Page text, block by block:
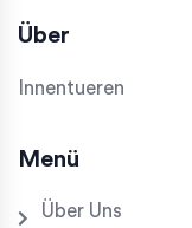
Über
Innentueren
Menü
Über Uns